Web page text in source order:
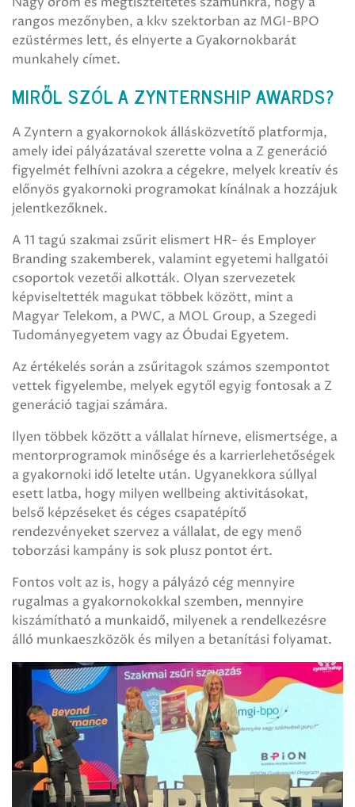
rangos mezőnyben, a kkv szektorban az MGI-BPO
ezüstérmes lett, és elnyerte a Gyakornokbarát
munkahely címet.
MIRŐL SZÓL A ZYNTERNSHIP AWARDS?
A Zyntern a gyakornokok állásközvetítő platformja,
amely idei pályázatával szerette volna a Z generáció
figyelmét felhívni azokra a cégekre, melyek kreatív és
előnyös gyakornoki programokat kínálnak a hozzájuk
jelentkezőknek.
A 11 tagú szakmai zsűrit elismert HR- és Employer
Branding szakemberek, valamint egyetemi hallgatói
csoportok vezetői alkották. Olyan szervezetek
képviseltették magukat többek között, mint a
Magyar Telekom, a PWC, a MOL Group, a Szegedi
Tudományegyetem vagy az Óbudai Egyetem.
Az értékelés során a zsűritagok számos szempontot
vettek figyelembe, melyek egytől egyig fontosak a Z
generáció tagjai számára.
Ilyen többek között a vállalat hírneve, elismertsége, a
mentorprogramok minősége és a karrierlehetőségek
a gyakornoki idő letelte után. Ugyanekkora súllyal
esett latba, hogy milyen wellbeing aktivitásokat,
belső képzéseket és céges csapatépítő
rendezvényeket szervez a vállalat, de egy menő
toborzási kampány is sok plusz pontot ért.
Fontos volt az is, hogy a pályázó cég mennyire
rugalmas a gyakornokokkal szemben, mennyire
kiszámítható a munkaidő, milyenek a rendelkezésre
álló munkaeszközök és milyen a betanítási folyamat.